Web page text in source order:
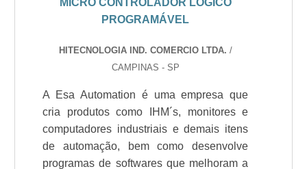
MICRO CONTROLADOR LÓGICO
PROGRAMÁVEL
HITECNOLOGIA IND. COMERCIO LTDA. /
CAMPINAS - SP
A Esa Automation é uma empresa que
cria produtos como IHM´s, monitores e
computadores industriais e demais itens
de automação, bem como desenvolve
programas de softwares que melhoram a